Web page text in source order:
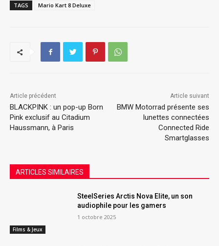
TAGS Mario Kart 8 Deluxe
Article précédent
BLACKPINK : un pop-up Born
Pink exclusif au Citadium
Haussmann, à Paris
Article suivant
BMW Motorrad présente ses
lunettes connectées
Connected Ride
Smartglasses
ARTICLES SIMILAIRES
Films & Jeux
SteelSeries Arctis Nova Elite, un son
audiophile pour les gamers
1 octobre 2025